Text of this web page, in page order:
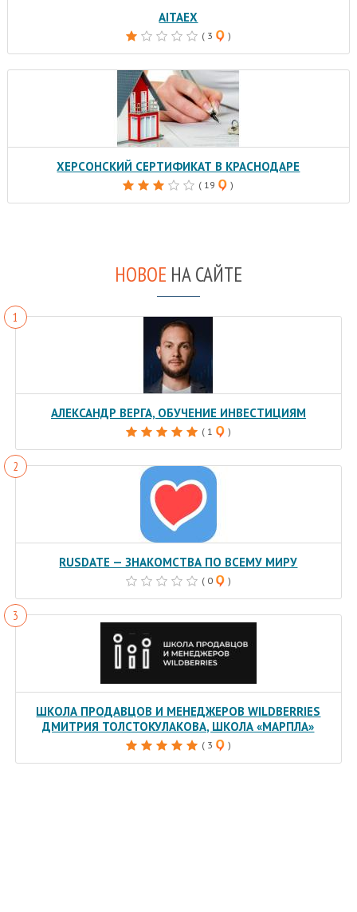
AITAEX
( 3 )
ХЕРСОНСКИЙ СЕРТИФИКАТ В КРАСНОДАРЕ
( 19 )
НОВОЕ НА САЙТЕ
АЛЕКСАНДР ВЕРГА, ОБУЧЕНИЕ ИНВЕСТИЦИЯМ
( 1 )
RUSDATE — ЗНАКОМСТВА ПО ВСЕМУ МИРУ
( 0 )
ШКОЛА ПРОДАВЦОВ И МЕНЕДЖЕРОВ WILDBERRIES
ДМИТРИЯ ТОЛСТОКУЛАКОВА, ШКОЛА «МАРПЛА»
( 3 )